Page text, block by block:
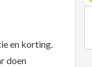
en korting.
doen